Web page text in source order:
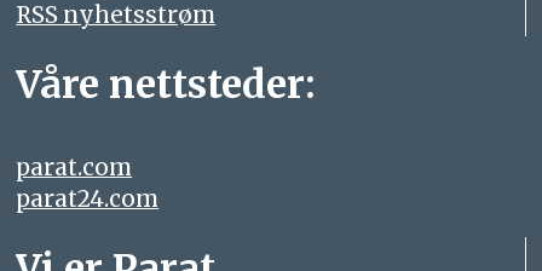
RSS nyhetsstrøm
Våre nettsteder:
parat.com
parat24.com